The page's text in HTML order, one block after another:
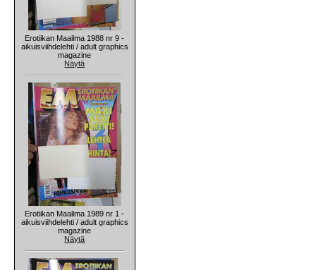
Erotiikan Maailma 1988 nr 9 -
aikuisviihdelehti / adult graphics
magazine
Näytä
Erotiikan Maailma 1989 nr 1 -
aikuisviihdelehti / adult graphics
magazine
Näytä